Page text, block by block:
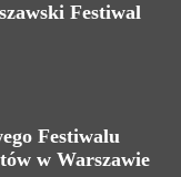
Festiwal
Festiwalu
w Warszawie